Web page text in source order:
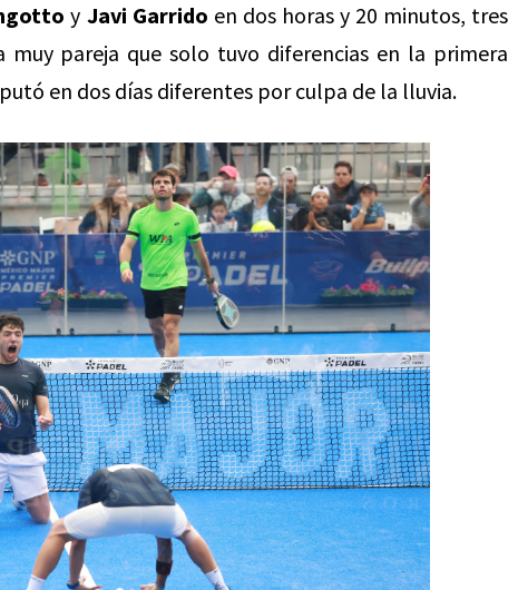
y Javi Garrido en dos horas y 20 minutos, tres
muy pareja que solo tuvo diferencias en la primera
en dos días diferentes por culpa de la lluvia.